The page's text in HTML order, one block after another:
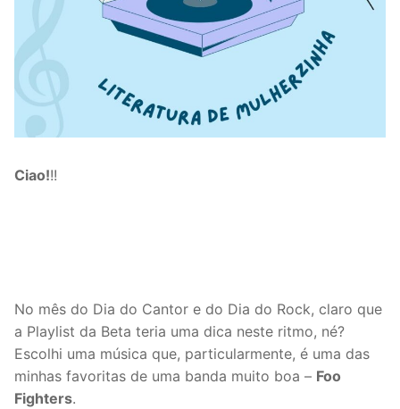
Ciao!!!
No mês do Dia do Cantor e do Dia do Rock, claro que
a Playlist da Beta teria uma dica neste ritmo, né?
Escolhi uma música que, particularmente, é uma das
minhas favoritas de uma banda muito boa – Foo
Fighters.